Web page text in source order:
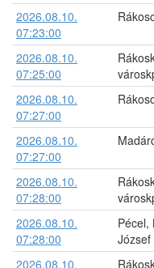
2026.08.10.
07:23:00
2026.08.10.
07:25:00
2026.08.10.
07:27:00
2026.08.10.
07:27:00
2026.08.10.
07:28:00
2026.08.10.
07:28:00
Pécel,
József
2026.08.10.